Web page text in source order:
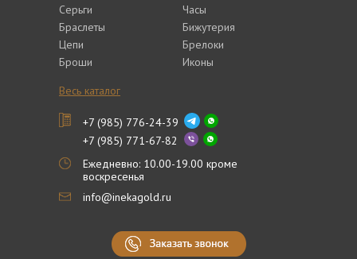
Серьги
Браслеты
Цепи
Броши
Часы
Бижутерия
Брелоки
Иконы
Весь каталог
+7 (985) 776-24-39
+7 (985) 771-67-82
Ежедневно: 10.00-19.00 кроме
воскресенья
info@inekagold.ru